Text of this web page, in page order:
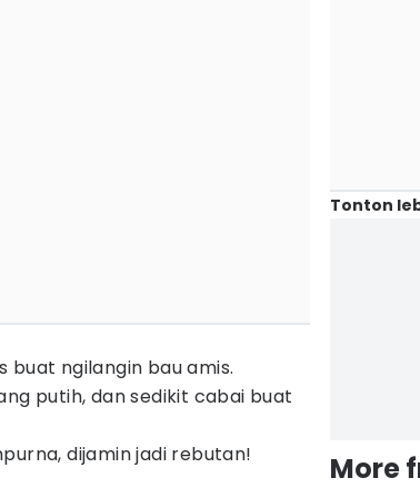
buat ngilangin bau amis.
putih, dan sedikit cabai buat
dijamin jadi rebutan!
Tonton
More